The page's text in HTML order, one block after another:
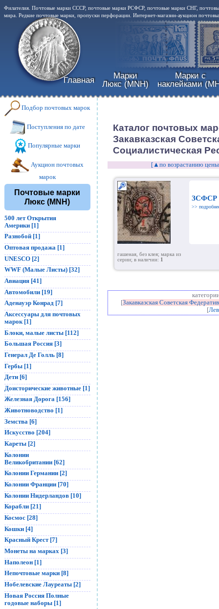
Филателия. Почтовые марки СССР, почтовые марки РСФСР, почтовые марки СНГ,
мира. Редкие почтовые марки, пропуски перфорации. Интернет-магазин-аукцион
Главная
Марки
Люкс (MNH)
Марки с
наклейками
Подбор почтовых марок
Поступления по дате
Популярные марки
Аукцион почтовых
марок
Почтовые марки
Люкс (MNH)
500 лет Открытия
Америки [1]
Разнобой [1]
Оптовая продажа [1]
UNESCO [2]
WWF (Малые Листы) [32]
Авиация [41]
Автомобили [19]
Аденауэр Конрад [7]
Аксессуары для почтовых
марок [1]
Блоки, малые листы [112]
Большая Россия [3]
Генерал Де Голль [8]
Гербы [1]
Дети [6]
Доисторические животные [1]
Железная Дорога [156]
Животноводство [1]
Земства [6]
Искусство [204]
Кареты [2]
Колонии
Великобритании [62]
Колонии Германии [2]
Колонии Франции [70]
Колонии Нидерландов [10]
Корабли [21]
Космос [28]
Кошки [4]
Красный Крест [7]
Монеты на марках [3]
Наполеон [1]
Непочтовые марки [8]
Нобелевские Лауреаты [2]
Новая Россия Полные
годовые наборы [1]
Каталог почтовых
Закавказская
Социалистическая
[▲по возрастанию
ЗСФСР
>>
гашеная, без клея; марка из
серии; в наличии: 1
[Закавказская Советская
[